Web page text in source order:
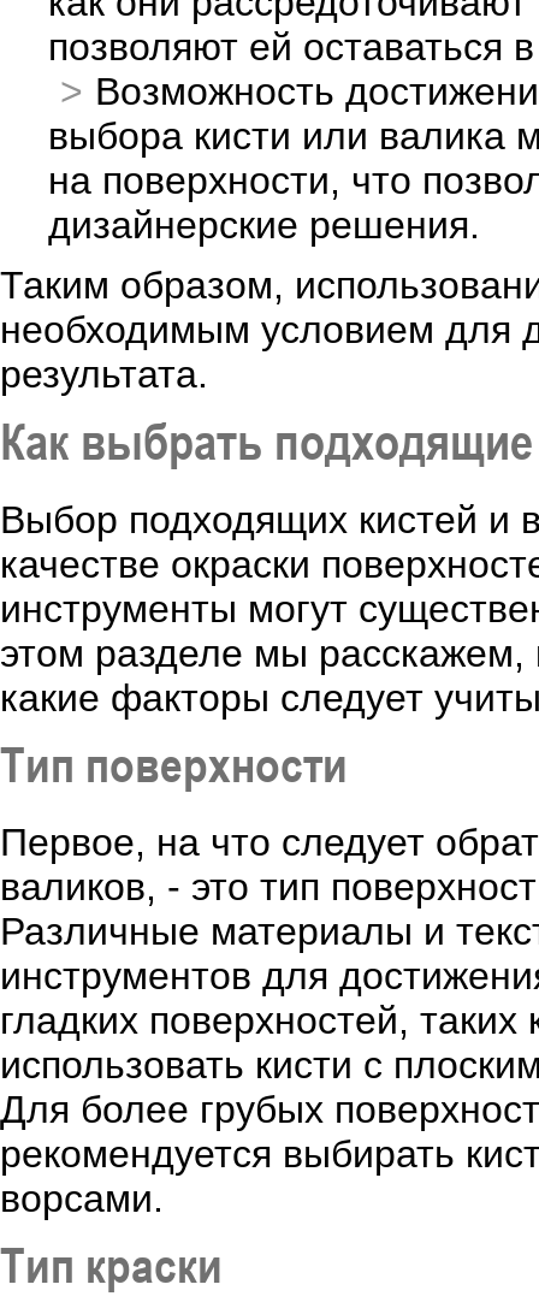
позволяют ей оставаться
Возможность
выбора кисти или валика
на поверхности, что
дизайнерские решения.
Таким образом,
необходимым условием для
результата.
Как выбрать
Выбор подходящих кистей и
качестве окраски
инструменты могут
этом разделе мы расскажем,
какие факторы следует
Тип поверхности
Первое, на что следует
валиков, - это тип
Различные материалы и
инструментов для
гладких поверхностей,
использовать кисти с
Для более грубых
рекомендуется выбирать
ворсами.
Тип краски